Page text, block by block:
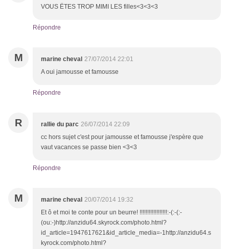
VOUS ËTES TROP MIMI LES filles<3<3<3
Répondre
M marine cheval 27/07/2014 22:01
A oui jamousse et famousse
Répondre
R rallie du parc 26/07/2014 22:09
cc hors sujet c'est pour jamousse et famousse j'espère que
vaut vacances se passe bien <3<3
Répondre
M marine cheval 20/07/2014 19:32
Et ô et moi te conte pour un beurre! !!!!!!!!!!!!!!!!!!:-(:-(:-
(ou:-)http://anzidu64.skyrock.com/photo.html?
id_article=1947617621&id_article_media=-1http://anzidu64.s
kyrock.com/photo.html?